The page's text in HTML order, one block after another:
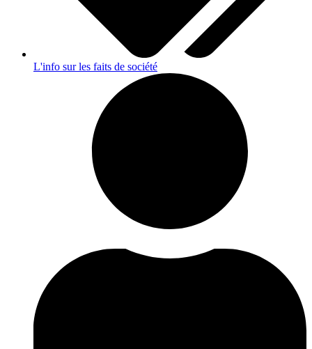
L'info sur les faits de société